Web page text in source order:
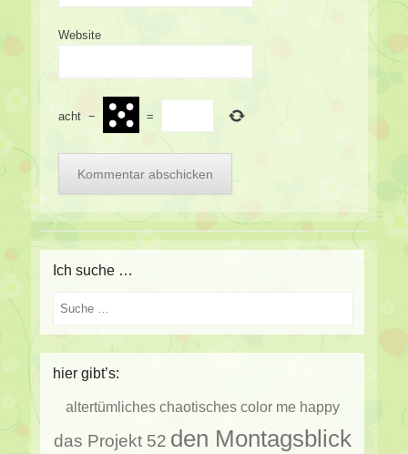
Website
acht − =
Ich suche …
Suche
hier gibt’s:
altertümliches chaotisches color me happy
das Projekt 52 den Montagsblick